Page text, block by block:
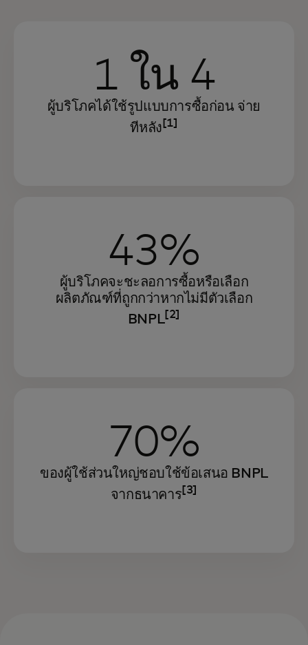
1 ใน 4
ผู้บริโภคได้ใช้รูปแบบการซื้อก่อน จ่าย
ทีหลัง [1]
43%
ผู้บริโภคจะชะลอการซื้อหรือเลือก
ผลิตภัณฑ์ที่ถูกกว่าหากไม่มีตัวเลือก
BNPL [2]
70%
ของผู้ใช้ส่วนใหญ่ชอบใช้ข้อเสนอ BNPL
จากธนาคาร[3]